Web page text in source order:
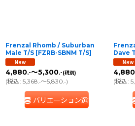
Frenzal Rhomb / Suburban
Male T/S [FZRB-SBNM T/S]
4,880.-～5,300.-(税別)
(税込: 5,368.-～5,830.-)
バリエーション選択
Dave
4,880
(税込: